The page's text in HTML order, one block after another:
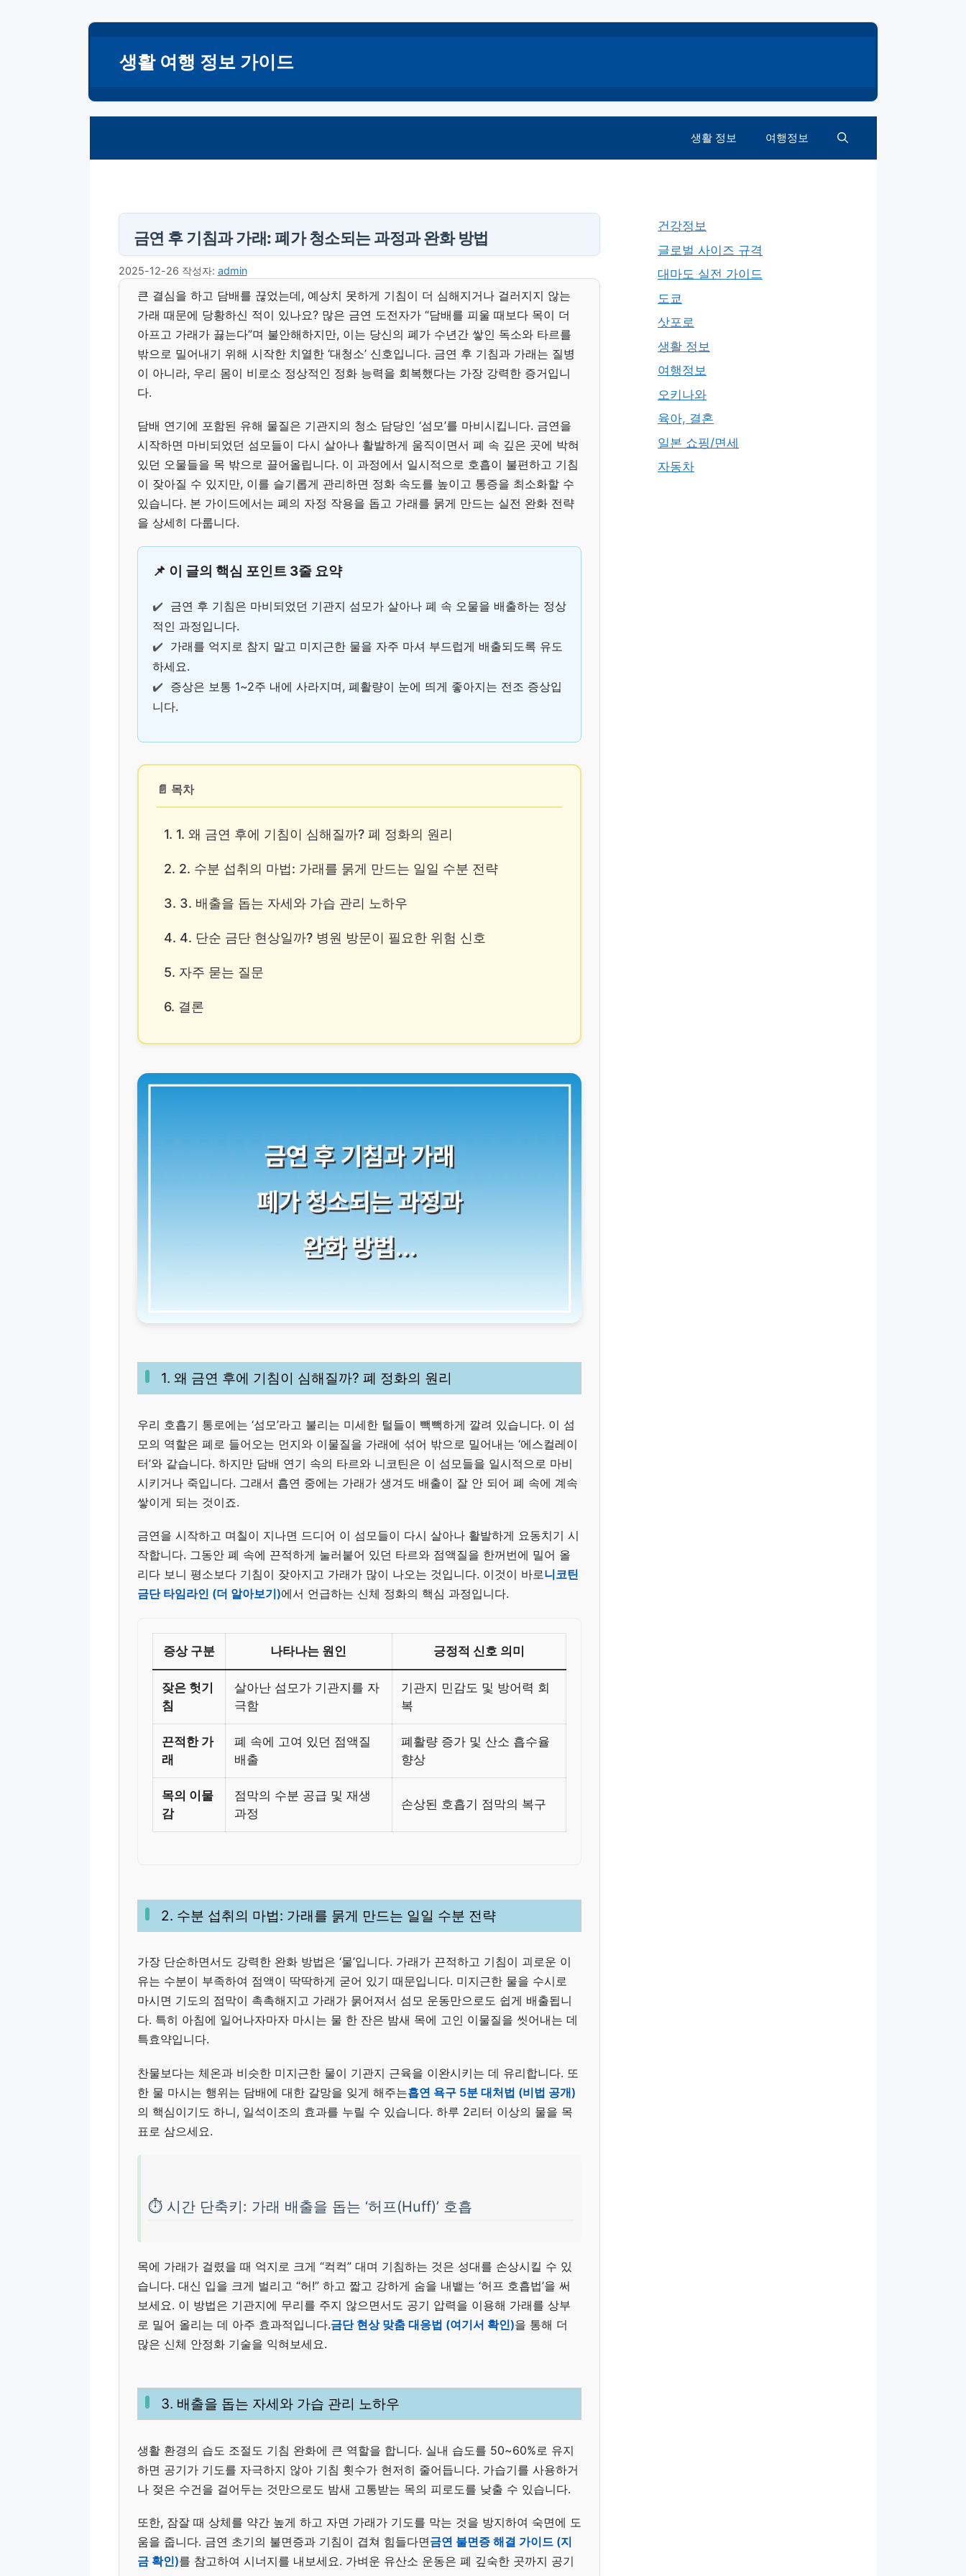
생활 여행 정보 가이드
생활 정보 여행정보
금연 후 기침과 가래: 폐가 청소되는 과정과 완화 방법
2025-12-26 작성자: admin
큰 결심을 하고 담배를 끊었는데, 예상치 못하게 기침이 더 심해지거나 걸러지지 않는
가래 때문에 당황하신 적이 있나요? 많은 금연 도전자가 “담배를 피울 때보다 목이 더
아프고 가래가 끓는다”며 불안해하지만, 이는 당신의 폐가 수년간 쌓인 독소와 타르를
밖으로 밀어내기 위해 시작한 치열한 ‘대청소’ 신호입니다. 금연 후 기침과 가래는 질병
이 아니라, 우리 몸이 비로소 정상적인 정화 능력을 회복했다는 가장 강력한 증거입니
다.
담배 연기에 포함된 유해 물질은 기관지의 청소 담당인 ‘섬모’를 마비시킵니다. 금연을
시작하면 마비되었던 섬모들이 다시 살아나 활발하게 움직이면서 폐 속 깊은 곳에 박혀
있던 오물들을 목 밖으로 끌어올립니다. 이 과정에서 일시적으로 호흡이 불편하고 기침
이 잦아질 수 있지만, 이를 슬기롭게 관리하면 정화 속도를 높이고 통증을 최소화할 수
있습니다. 본 가이드에서는 폐의 자정 작용을 돕고 가래를 묽게 만드는 실전 완화 전략
을 상세히 다룹니다.
📌 이 글의 핵심 포인트 3줄 요약
✔️ 금연 후 기침은 마비되었던 기관지 섬모가 살아나 폐 속 오물을 배출하는 정상
적인 과정입니다.
✔️ 가래를 억지로 참지 말고 미지근한 물을 자주 마셔 부드럽게 배출되도록 유도
하세요.
✔️ 증상은 보통 1~2주 내에 사라지며, 폐활량이 눈에 띄게 좋아지는 전조 증상입
니다.
📄 목차
1. 1. 왜 금연 후에 기침이 심해질까? 폐 정화의 원리
2. 2. 수분 섭취의 마법: 가래를 묽게 만드는 일일 수분 전략
3. 3. 배출을 돕는 자세와 가습 관리 노하우
4. 4. 단순 금단 현상일까? 병원 방문이 필요한 위험 신호
5. 자주 묻는 질문
6. 결론
1. 왜 금연 후에 기침이 심해질까? 폐 정화의 원리
우리 호흡기 통로에는 ‘섬모’라고 불리는 미세한 털들이 빽빽하게 깔려 있습니다. 이 섬
모의 역할은 폐로 들어오는 먼지와 이물질을 가래에 섞어 밖으로 밀어내는 ‘에스컬레이
터’와 같습니다. 하지만 담배 연기 속의 타르와 니코틴은 이 섬모들을 일시적으로 마비
시키거나 죽입니다. 그래서 흡연 중에는 가래가 생겨도 배출이 잘 안 되어 폐 속에 계속
쌓이게 되는 것이죠.
금연을 시작하고 며칠이 지나면 드디어 이 섬모들이 다시 살아나 활발하게 요동치기 시
작합니다. 그동안 폐 속에 끈적하게 눌러붙어 있던 타르와 점액질을 한꺼번에 밀어 올
리다 보니 평소보다 기침이 잦아지고 가래가 많이 나오는 것입니다. 이것이 바로니코틴
금단 타임라인 (더 알아보기)에서 언급하는 신체 정화의 핵심 과정입니다.
증상 구분 나타나는 원인 긍정적 신호 의미
잦은 헛기
침
살아난 섬모가 기관지를 자
극함
기관지 민감도 및 방어력 회
복
끈적한 가
래
폐 속에 고여 있던 점액질
배출
폐활량 증가 및 산소 흡수율
향상
목의 이물
감
점막의 수분 공급 및 재생
과정
손상된 호흡기 점막의 복구
2. 수분 섭취의 마법: 가래를 묽게 만드는 일일 수분 전략
가장 단순하면서도 강력한 완화 방법은 ‘물’입니다. 가래가 끈적하고 기침이 괴로운 이
유는 수분이 부족하여 점액이 딱딱하게 굳어 있기 때문입니다. 미지근한 물을 수시로
마시면 기도의 점막이 촉촉해지고 가래가 묽어져서 섬모 운동만으로도 쉽게 배출됩니
다. 특히 아침에 일어나자마자 마시는 물 한 잔은 밤새 목에 고인 이물질을 씻어내는 데
특효약입니다.
찬물보다는 체온과 비슷한 미지근한 물이 기관지 근육을 이완시키는 데 유리합니다. 또
한 물 마시는 행위는 담배에 대한 갈망을 잊게 해주는흡연 욕구 5분 대처법 (비법 공개)
의 핵심이기도 하니, 일석이조의 효과를 누릴 수 있습니다. 하루 2리터 이상의 물을 목
표로 삼으세요.
⏱️ 시간 단축키: 가래 배출을 돕는 ‘허프(Huff)’ 호흡
목에 가래가 걸렸을 때 억지로 크게 “컥컥” 대며 기침하는 것은 성대를 손상시킬 수 있
습니다. 대신 입을 크게 벌리고 “허!” 하고 짧고 강하게 숨을 내뱉는 ‘허프 호흡법’을 써
보세요. 이 방법은 기관지에 무리를 주지 않으면서도 공기 압력을 이용해 가래를 상부
로 밀어 올리는 데 아주 효과적입니다.금단 현상 맞춤 대응법 (여기서 확인)을 통해 더
많은 신체 안정화 기술을 익혀보세요.
3. 배출을 돕는 자세와 가습 관리 노하우
생활 환경의 습도 조절도 기침 완화에 큰 역할을 합니다. 실내 습도를 50~60%로 유지
하면 공기가 기도를 자극하지 않아 기침 횟수가 현저히 줄어듭니다. 가습기를 사용하거
나 젖은 수건을 걸어두는 것만으로도 밤새 고통받는 목의 피로도를 낮출 수 있습니다.
또한, 잠잘 때 상체를 약간 높게 하고 자면 가래가 기도를 막는 것을 방지하여 숙면에 도
움을 줍니다. 금연 초기의 불면증과 기침이 겹쳐 힘들다면금연 불면증 해결 가이드 (지
금 확인)를 참고하여 시너지를 내보세요. 가벼운 유산소 운동은 폐 깊숙한 곳까지 공기
건강정보
글로벌 사이즈 규격
대마도 실전 가이드
도쿄
삿포로
생활 정보
여행정보
오키나와
육아, 결혼
일본 쇼핑/면세
자동차